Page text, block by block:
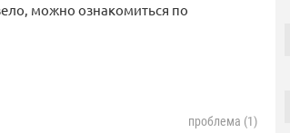
можно ознакомиться по
проблема (1)